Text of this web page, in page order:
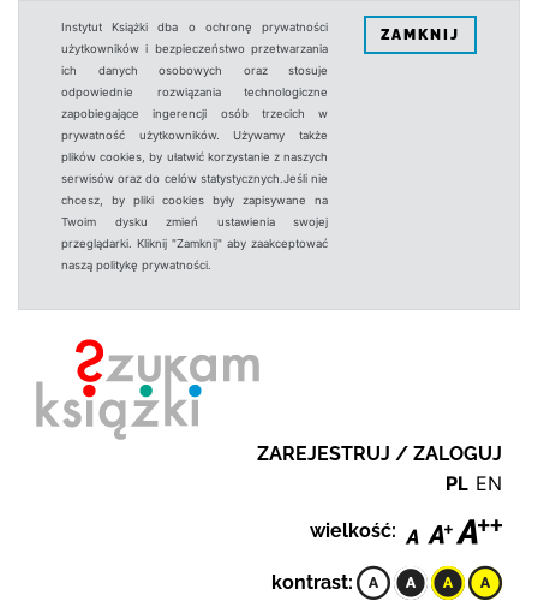
Instytut Książki dba o ochronę prywatności
użytkowników i bezpieczeństwo przetwarzania
ich danych osobowych oraz stosuje
odpowiednie rozwiązania technologiczne
zapobiegające ingerencji osób trzecich w
prywatność użytkowników. Używamy także
plików cookies, by ułatwić korzystanie z naszych
serwisów oraz do celów statystycznych.Jeśli nie
chcesz, by pliki cookies były zapisywane na
Twoim dysku zmień ustawienia swojej
przeglądarki. Kliknij "Zamknij" aby zaakceptować
naszą politykę prywatności.
ZAMKNIJ
ZAREJESTRUJ / ZALOGUJ
PL EN
wielkość:
kontrast: